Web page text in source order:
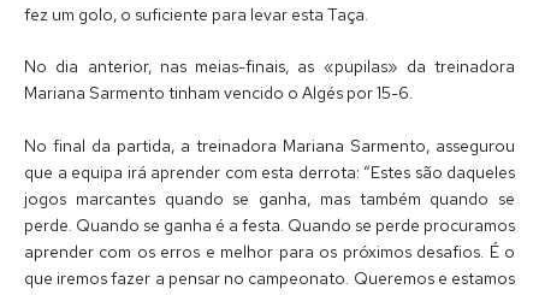
fez um golo, o suficiente para levar esta Taça.
No dia anterior, nas meias-finais, as «pupilas» da treinadora
Mariana Sarmento tinham vencido o Algés por 15-6.
No final da partida, a treinadora Mariana Sarmento, assegurou
que a equipa irá aprender com esta derrota: “Estes são daqueles
jogos marcantes quando se ganha, mas também quando se
perde. Quando se ganha é a festa. Quando se perde procuramos
aprender com os erros e melhor para os próximos desafios. É o
que iremos fazer a pensar no campeonato. Queremos e estamos